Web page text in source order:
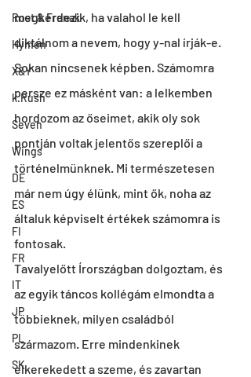
Rost & Frenak
Hymen
X&Y
k.Rush
Seven
Wings
DE
ES
FI
FR
IT
JP
PL
SK
megkérdezik, ha valahol le kell
diktálnom a nevem, hogy y-nal írják-e.
Sokan nincsenek képben. Számomra
persze ez másként van: a lelkemben
hordozom az őseimet, akik oly sok
pontján voltak jelentős szereplői a
történelmünknek. Mi természetesen
már nem úgy élünk, mint ők, noha az
általuk képviselt értékek számomra is
fontosak.
Tavalyelőtt Írországban dolgoztam, és
az egyik táncos kollégám elmondta a
többieknek, milyen családból
származom. Erre mindenkinek
elkerekedett a szeme, és zavartan